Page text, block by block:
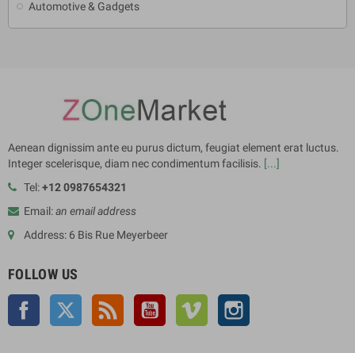
Automotive & Gadgets
Aenean dignissim ante eu purus dictum, feugiat element erat luctus.
Integer scelerisque, diam nec condimentum facilisis. [...]
Tel:+12 0987654321
Email:an email address
Address: 6 Bis Rue Meyerbeer
FOLLOW US
Facebook Twitter Rss YouTube Vimeo